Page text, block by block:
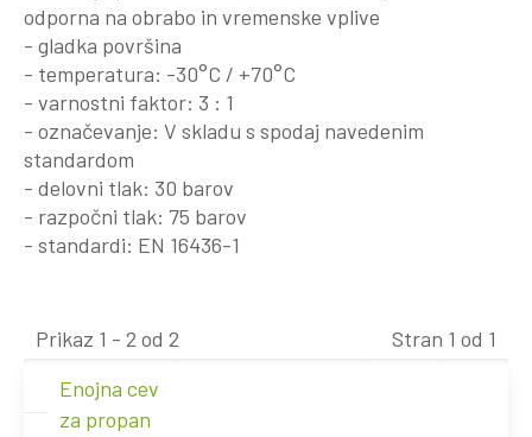
odporna na obrabo in vremenske vplive
- gladka površina
- temperatura: -30°C / +70°C
- varnostni faktor: 3 : 1
- označevanje: V skladu s spodaj navedenim
standardom
- delovni tlak: 30 barov
- razpočni tlak: 75 barov
- standardi: EN 16436-1
Prikaz 1 - 2 od 2
Stran 1 od 1
Enojna cev
za propan